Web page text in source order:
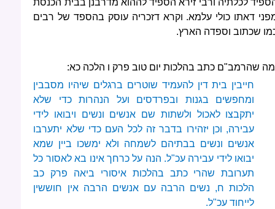
לכלתיה ורבי זירא הספיד לההוא מדרבנן בבית הכנסת
דאתו כולי עלמא. וקרא דזכריה עוסק בהספד של רבים
שכתוב וספדה הארץ.
שהרמב"ם כתב בהלכות יום טוב פרק ו הלכה כא:
חייבין בית דין להעמיד שוטרים ברגלים שיהיו מסבבין
ומחפשים בגנות ובפרדסים ועל הנהרות כדי שלא
יתקבצו לאכול ולשתות שם אנשים ונשים ויבואו לידי
עבירה, וכן יזהירו בדבר זה לכל העם כדי שלא יתערבו
אנשים ונשים בבתיהם לשמחה ולא ימשכו ביין שמא
יבואו לידי עבירה עכ"ל. הנה על כרחך אינו בא לאסור כל
תערובת שהרי כתב בהלכות איסורי ביאה פרק כב
הלכות ח, נשים הרבה עם אנשים הרבה אין חוששין
לייחוד עכ"ל.